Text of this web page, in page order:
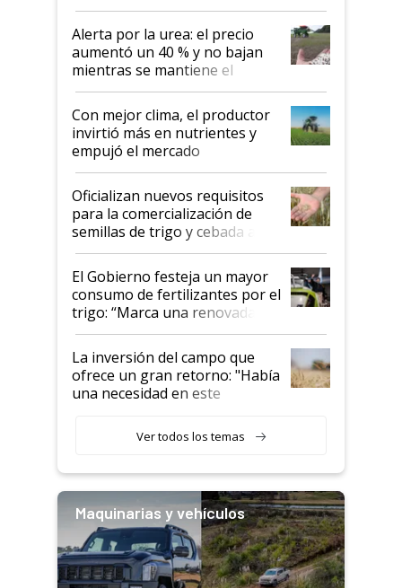
Alerta por la urea: el precio
aumentó un 40 % y no bajan
mientras se mantiene el
conflicto en Medio Oriente
Con mejor clima, el productor
invirtió más en nutrientes y
empujó el mercado
Oficializan nuevos requisitos
para la comercialización de
semillas de trigo y cebada a
granel
El Gobierno festeja un mayor
consumo de fertilizantes por el
trigo: “Marca una renovada
confianza de los productores”
La inversión del campo que
ofrece un gran retorno: "Había
una necesidad en este
Ver todos los temas
Maquinarias y vehículos